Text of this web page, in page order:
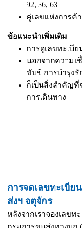
92, 36, 63
คู่เลขแห่งการค้า
ข้อแนะนำเพิ่มเติม
การดูเลขทะเบี
นอกจากความเ
ขับขี่ การบำรุง
ก็เป็นสิ่งสำคัญที่
การเดินทาง
การจดเลขทะเบีย
ส่งฯ จตุจักร
หลังจากเราจองเลขท
กรมการขนส่งทางบก